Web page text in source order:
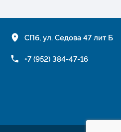
СПб, ул. Седова 47 лит Б
+7 (952) 384-47-16